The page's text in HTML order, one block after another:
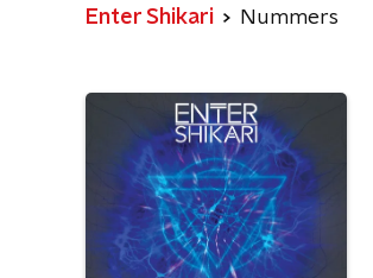
Enter Shikari Nummers